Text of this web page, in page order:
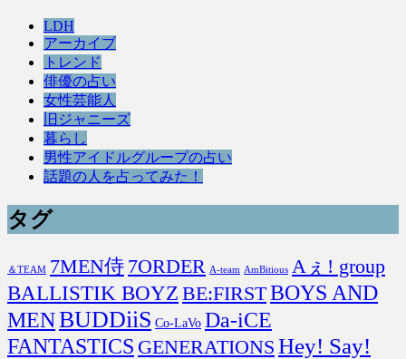
LDH
アーカイブ
トレンド
俳優の占い
女性芸能人
旧ジャニーズ
暮らし
男性アイドルグループの占い
話題の人を占ってみた！
タグ
＆TEAM 7MEN侍 7ORDER A-team AmBitious Aぇ! group
BALLISTIK BOYZ BE:FIRSTBOYS AND
MENBUDDiiS Co-LaVo Da-iCE
FANTASTICS GENERATIONS Hey! Say!